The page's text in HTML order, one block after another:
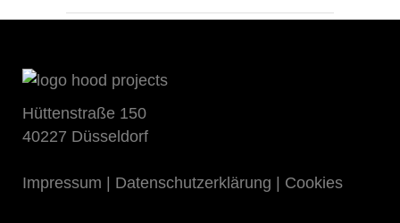
Hüttenstraße 150
40227 Düsseldorf
Impressum Datenschutzerklärung Cookies